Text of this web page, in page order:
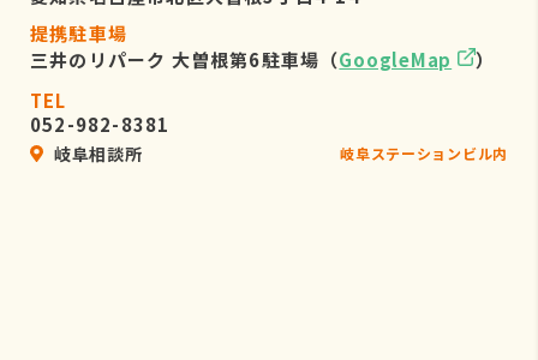
提携駐車場
三井のリパーク 大曽根第6駐車場（GoogleMap
）
TEL
052-982-8381
岐阜相談所 岐阜ステーションビル内